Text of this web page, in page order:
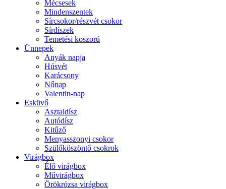
Mécsesek
Mindenszentek
Sírcsokor/részvét csokor
Sírdíszek
Temetési koszorú
Ünnepek
Anyák napja
Húsvét
Karácsony
Nőnap
Valentin-nap
Esküvő
Asztaldísz
Autódísz
Kitűző
Menyasszonyi csokor
Szülőköszöntő csokrok
Virágbox
Élő virágbox
Művirágbox
Örökrózsa virágbox